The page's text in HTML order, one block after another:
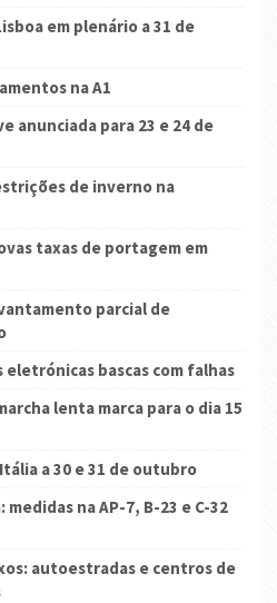
em plenário a 31 de
na A1
anunciada para 23 e 24 de
de inverno na
taxas de portagem em
parcial de
eletrónicas bascas com falhas
lenta marca para o dia 15
a 30 e 31 de outubro
medidas na AP-7, B-23 e C-32
autoestradas e centros de